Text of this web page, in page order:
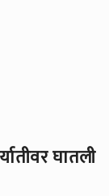
घातली